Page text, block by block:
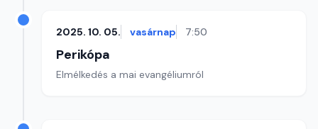
2025. 10. 05. vasárnap 7:50
Perikópa
Elmélkedés a mai evangéliumról